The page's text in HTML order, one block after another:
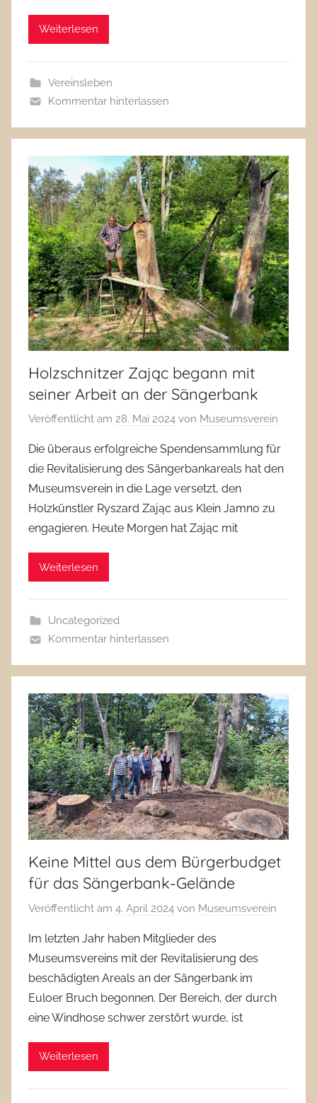
Weiterlesen
Vereinsleben
Kommentar hinterlassen
Holzschnitzer Zając begann mit
seiner Arbeit an der Sängerbank
Veröffentlicht am 28. Mai 2024 von Museumsverein
Die überaus erfolgreiche Spendensammlung für
die Revitalisierung des Sängerbankareals hat den
Museumsverein in die Lage versetzt, den
Holzkünstler Ryszard Zając aus Klein Jamno zu
engagieren. Heute Morgen hat Zając mit
Weiterlesen
Uncategorized
Kommentar hinterlassen
Keine Mittel aus dem Bürgerbudget
für das Sängerbank-Gelände
Veröffentlicht am 4. April 2024 von Museumsverein
Im letzten Jahr haben Mitglieder des
Museumsvereins mit der Revitalisierung des
beschädigten Areals an der Sängerbank im
Euloer Bruch begonnen. Der Bereich, der durch
eine Windhose schwer zerstört wurde, ist
Weiterlesen